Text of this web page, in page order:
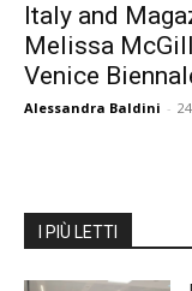
Italy and
Melissa
Venice
Alessandra Baldini -
I PIÙ LETTI